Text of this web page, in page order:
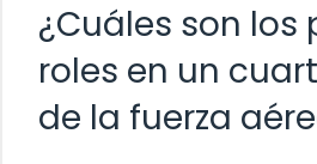
¿Cuáles son los
roles en un
de la fuerza